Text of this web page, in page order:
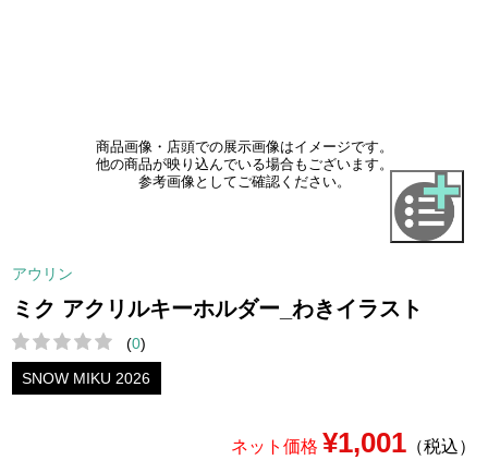
商品画像・店頭での展示画像はイメージです。
他の商品が映り込んでいる場合もございます。
参考画像としてご確認ください。
アウリン
ミク アクリルキーホルダー_わきイラスト
(0)
SNOW MIKU 2026
ネット価格 ¥1,001（税込）